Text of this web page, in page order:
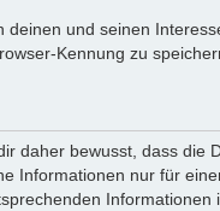
und seinen
Kennung zu
daher bewusst, dass die
Informationen nur für